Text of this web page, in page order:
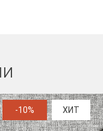
-10% ХИТ